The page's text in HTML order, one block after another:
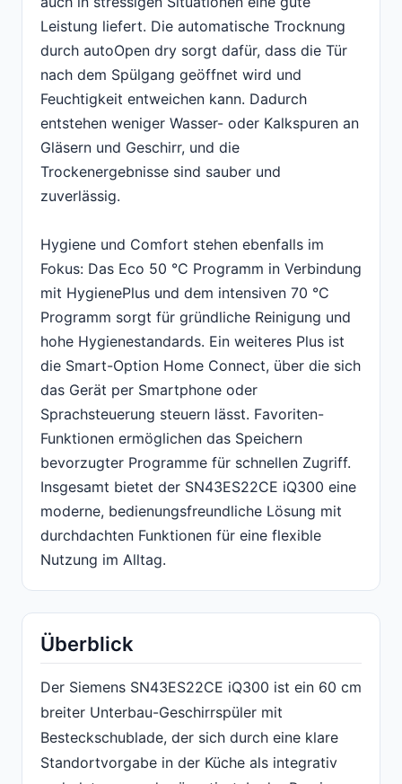
Leistung liefert. Die automatische Trocknung
durch autoOpen dry sorgt dafür, dass die Tür
nach dem Spülgang geöffnet wird und
Feuchtigkeit entweichen kann. Dadurch
entstehen weniger Wasser- oder Kalkspuren an
Gläsern und Geschirr, und die
Trockenergebnisse sind sauber und
zuverlässig.
Hygiene und Comfort stehen ebenfalls im
Fokus: Das Eco 50 °C Programm in Verbindung
mit HygienePlus und dem intensiven 70 °C
Programm sorgt für gründliche Reinigung und
hohe Hygienestandards. Ein weiteres Plus ist
die Smart-Option Home Connect, über die sich
das Gerät per Smartphone oder
Sprachsteuerung steuern lässt. Favoriten-
Funktionen ermöglichen das Speichern
bevorzugter Programme für schnellen Zugriff.
Insgesamt bietet der SN43ES22CE iQ300 eine
moderne, bedienungsfreundliche Lösung mit
durchdachten Funktionen für eine flexible
Nutzung im Alltag.
Überblick
Der Siemens SN43ES22CE iQ300 ist ein 60 cm
breiter Unterbau-Geschirrspüler mit
Besteckschublade, der sich durch eine klare
Standortvorgabe in der Küche als integrativ